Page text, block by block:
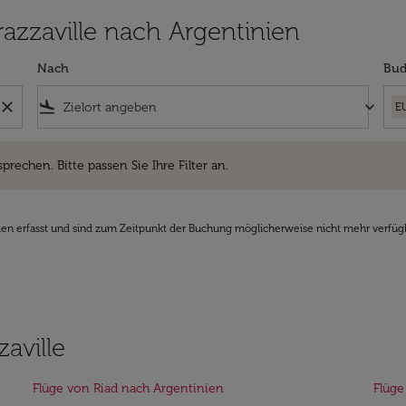
nach Argentinien
Nach
flight_land keyboard_arrow_down
Bitte passen Sie Ihre Filter an.
erfasst und sind zum Zeitpunkt der Buchung möglicherweise nicht mehr
Flüge von Riad nach Argentinien